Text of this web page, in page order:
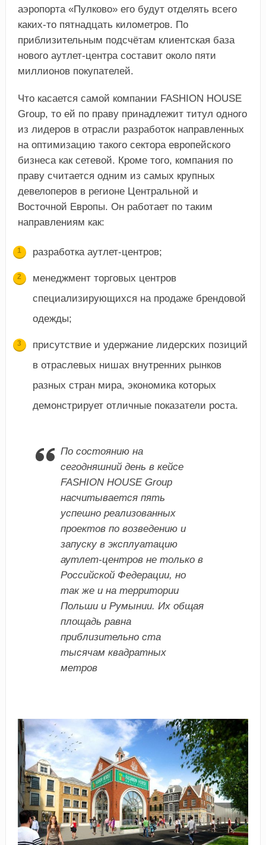
аэропорта «Пулково» его будут отделять всего
каких-то пятнадцать километров. По
приблизительным подсчётам клиентская база
нового аутлет-центра составит около пяти
миллионов покупателей.
Что касается самой компании FASHION HOUSE
Group, то ей по праву принадлежит титул одного
из лидеров в отрасли разработок направленных
на оптимизацию такого сектора европейского
бизнеса как сетевой. Кроме того, компания по
праву считается одним из самых крупных
девелоперов в регионе Центральной и
Восточной Европы. Он работает по таким
направлениям как:
разработка аутлет-центров;
менеджмент торговых центров
специализирующихся на продаже брендовой
одежды;
присутствие и удержание лидерских позиций
в отраслевых нишах внутренних рынков
разных стран мира, экономика которых
демонстрирует отличные показатели роста.
По состоянию на
сегодняшний день в кейсе
FASHION HOUSE Group
насчитывается пять
успешно реализованных
проектов по возведению и
запуску в эксплуатацию
аутлет-центров не только в
Российской Федерации, но
так же и на территории
Польши и Румынии. Их общая
площадь равна
приблизительно ста
тысячам квадратных
метров